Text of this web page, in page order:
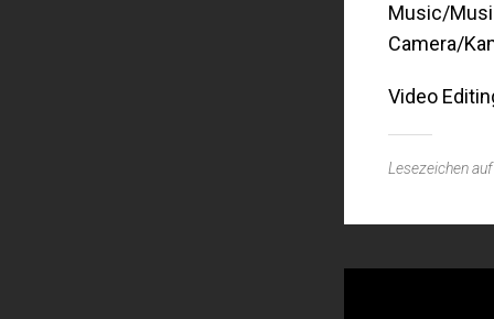
Music/
Camera/
Video
Lesezeichen